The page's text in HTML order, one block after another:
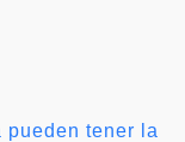
pueden tener la